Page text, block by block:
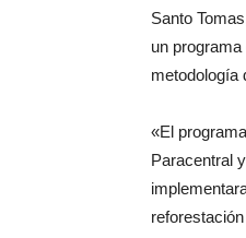
Santo
un
metodología
«El
Paracentral